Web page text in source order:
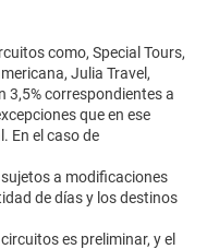
como, Special Tours,
Julia Travel,
3,5% correspondientes a
que en ese
En el caso de
a modificaciones
de días y los destinos
es preliminar, y el